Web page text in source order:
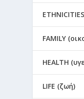
FAMILY
HEALTH
LIFE (ζωή)